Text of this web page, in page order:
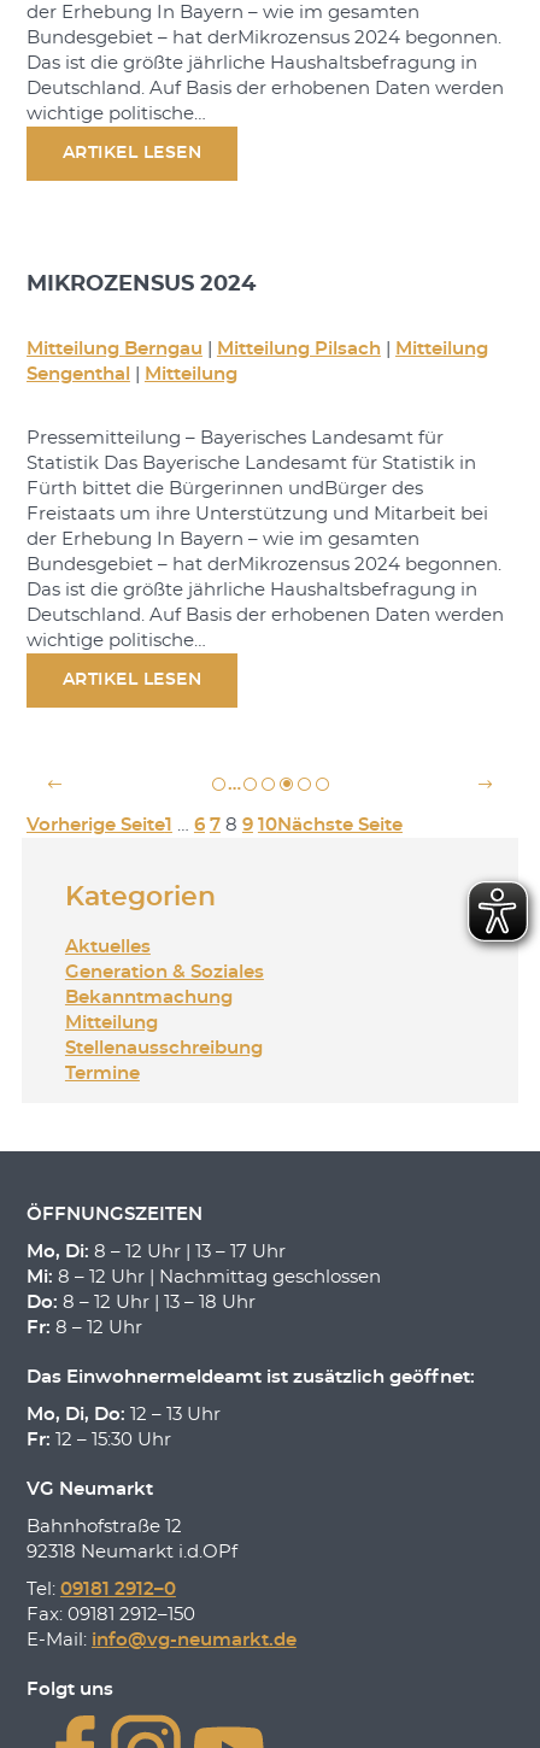
der Erhebung In Bayern – wie im gesamten
Bundesgebiet – hat derMikrozensus 2024 begonnen.
Das ist die größte jährliche Haushaltsbefragung in
Deutschland. Auf Basis der erhobenen Daten werden
wichtige politische…
ARTIKEL LESEN
MIKROZENSUS 2024
Mitteilung Berngau Mitteilung Pilsach
Mitteilung
Sengenthal
Mitteilung
Pressemitteilung – Bayerisches Landesamt für
Statistik Das Bayerische Landesamt für Statistik in
Fürth bittet die Bürgerinnen undBürger des
Freistaats um ihre Unterstützung und Mitarbeit bei
der Erhebung In Bayern – wie im gesamten
Bundesgebiet – hat derMikrozensus 2024 begonnen.
Das ist die größte jährliche Haushaltsbefragung in
Deutschland. Auf Basis der erhobenen Daten werden
wichtige politische…
ARTIKEL LESEN
…
Vorherige Seite1 … 6 7 8 9 10Nächste Seite
Kategorien
Aktuelles
Generation & Soziales
Bekanntmachung
Mitteilung
Stellenausschreibung
Termine
ÖFFNUNGSZEITEN
Mo, Di: 8 – 12 Uhr | 13 – 17 Uhr
Mi: 8 – 12 Uhr | Nachmittag geschlossen
Do: 8 – 12 Uhr | 13 – 18 Uhr
Fr: 8 – 12 Uhr
Das Einwohnermeldeamt ist zusätzlich geöffnet:
Mo, Di, Do: 12 – 13 Uhr
Fr: 12 – 15:30 Uhr
VG Neumarkt
Bahnhofstraße 12
92318 Neumarkt i.d.OPf
Tel: 09181 2912–0
Fax: 09181 2912–150
E-Mail: info@vg-neumarkt.de
Folgt uns